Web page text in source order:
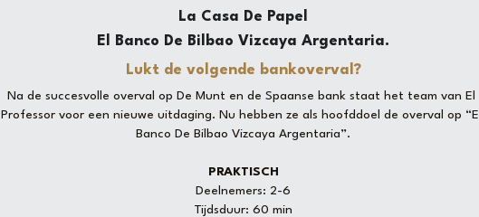
La Casa De Papel
El Banco De Bilbao Vizcaya Argentaria.​
Lukt de volgende bankoverval?
Na de succesvolle overval op De Munt en de Spaanse bank staat het team van El
Professor voor een nieuwe uitdaging. Nu hebben ze als hoofddoel de overval op “El
Banco De Bilbao Vizcaya Argentaria”.
PRAKTISCH
Deelnemers: 2-6
Tijdsduur: 60 min